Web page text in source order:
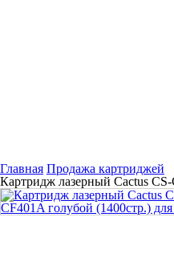
Главная Продажа картриджей
Картридж лазерный Cactus